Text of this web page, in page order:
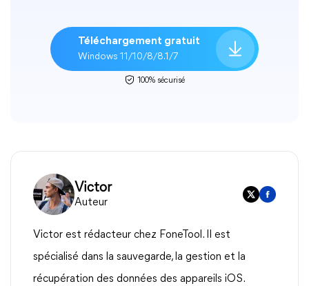
Téléchargement gratuit
Windows 11/10/8/8.1/7
100% sécurisé
Victor
Auteur
Victor est rédacteur chez FoneTool. Il est
spécialisé dans la sauvegarde, la gestion et la
récupération des données des appareils iOS.